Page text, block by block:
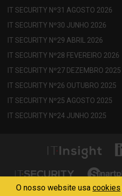
IT SECURITY Nº31 AGOSTO 2026
IT SECURITY Nº30 JUNHO 2026
IT SECURITY Nº29 ABRIL 2026
IT SECURITY Nº28 FEVEREIRO 2026
IT SECURITY Nº27 DEZEMBRO 2025
IT SECURITY Nº26 OUTUBRO 2025
IT SECURITY Nº25 AGOSTO 2025
IT SECURITY Nº24 JUNHO 2025
O nosso website usa cookies